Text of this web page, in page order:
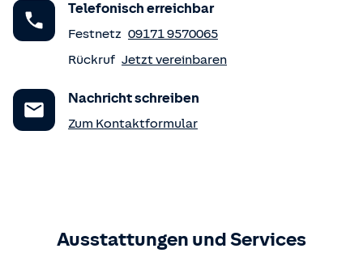
Telefonisch erreichbar
Festnetz 09171 9570065
Rückruf Jetzt vereinbaren
Nachricht schreiben
Zum Kontaktformular
Ausstattungen und Services